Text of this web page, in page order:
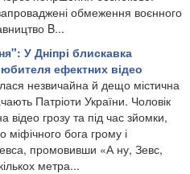
обмеження воєнного
B...
У Дніпрі блискавка
ефектних відео
незвичайна й дещо містична
Патріоти України. Чоловік
відео грозу та під час зйомки,
міфічного бога грому і
промовивши «А ну, Зевс,
метра...